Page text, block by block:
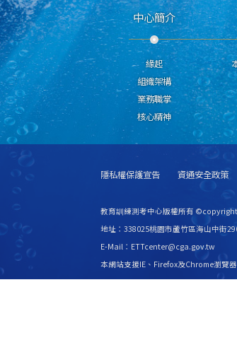
中心簡介
緣起
組織架構
業務職掌
核心精神
隱私權保護宣告 資通安全政策
教育訓練測考中心版權所有
地址：338025桃園市蘆竹區海山中街
E-Mail：ETTcenter@cga.gov.tw
本網站支援IE、Firefox及Chrome瀏覽
更新日期115年08月08日 瀏覽人次